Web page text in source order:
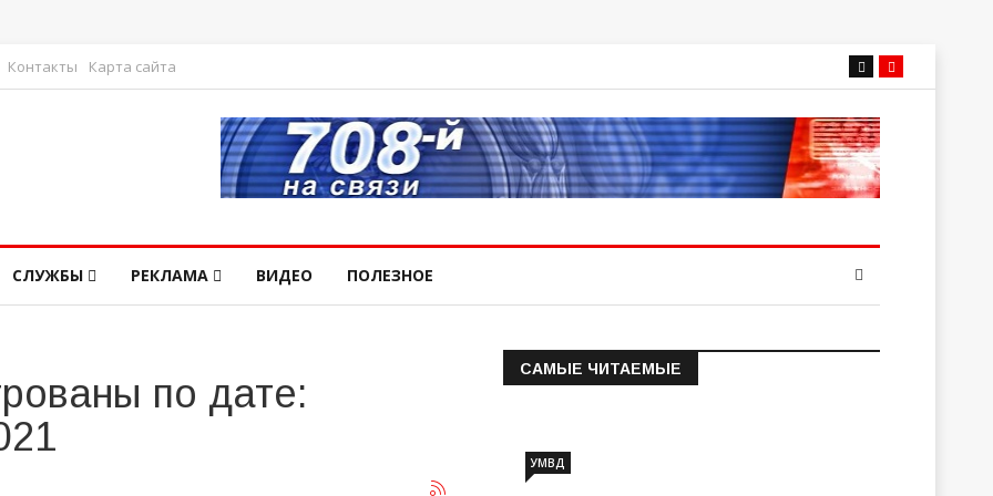
Контакты Карта сайта
СЛУЖБЫ РЕКЛАМА ВИДЕО ПОЛЕЗНОЕ
по дате:
САМЫЕ ЧИТАЕМЫЕ
Информация о состоянии
УМВД